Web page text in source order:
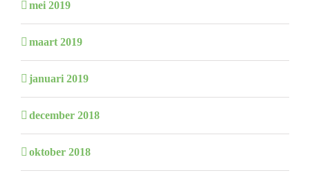
mei 2019
maart 2019
januari 2019
december 2018
oktober 2018